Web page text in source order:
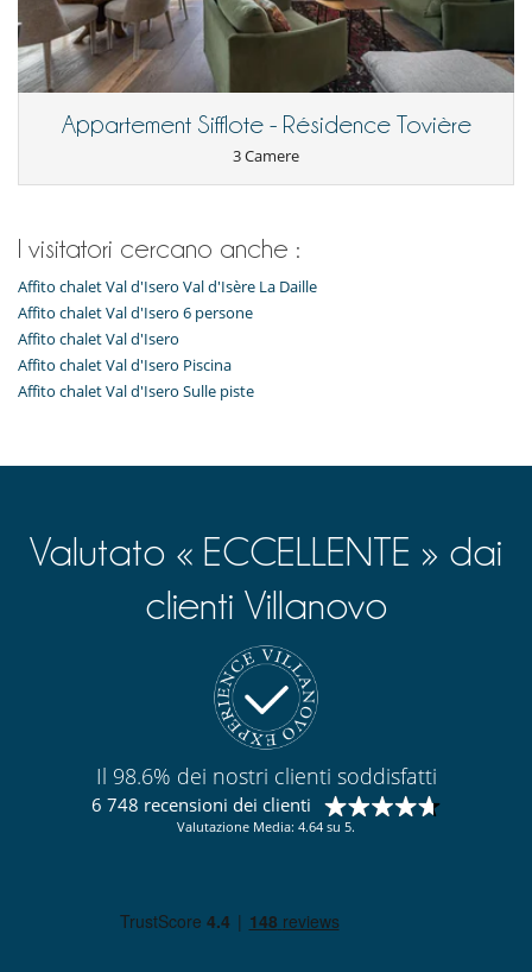
Appartement Sifflote - Résidence Tovière
3 Camere
I visitatori cercano anche :
Affito chalet Val d'Isero Val d'Isère La Daille
Affito chalet Val d'Isero 6 persone
Affito chalet Val d'Isero
Affito chalet Val d'Isero Piscina
Affito chalet Val d'Isero Sulle piste
Valutato « ECCELLENTE » dai
clienti Villanovo
Il 98.6% dei nostri clienti soddisfatti
6 748 recensioni dei clienti
Valutazione Media: 4.64 su 5.